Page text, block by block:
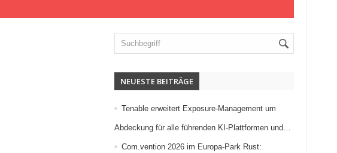
NEUESTE BEITRÄGE
Tenable erweitert Exposure-Management um
Abdeckung für alle führenden KI-Plattformen und…
Com.vention 2026 im Europa-Park Rust: